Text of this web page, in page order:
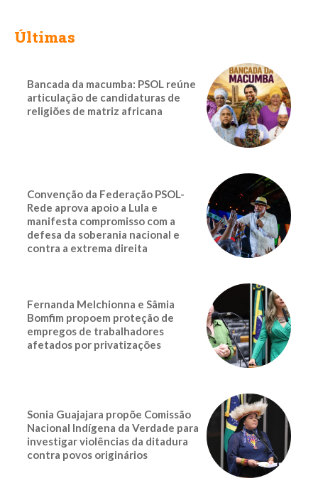
Últimas
Bancada da macumba: PSOL reúne
articulação de candidaturas de
religiões de matriz africana
Convenção da Federação PSOL-
Rede aprova apoio a Lula e
manifesta compromisso com a
defesa da soberania nacional e
contra a extrema direita
Fernanda Melchionna e Sâmia
Bomfim propoem proteção de
empregos de trabalhadores
afetados por privatizações
Sonia Guajajara propõe Comissão
Nacional Indígena da Verdade para
investigar violências da ditadura
contra povos originários